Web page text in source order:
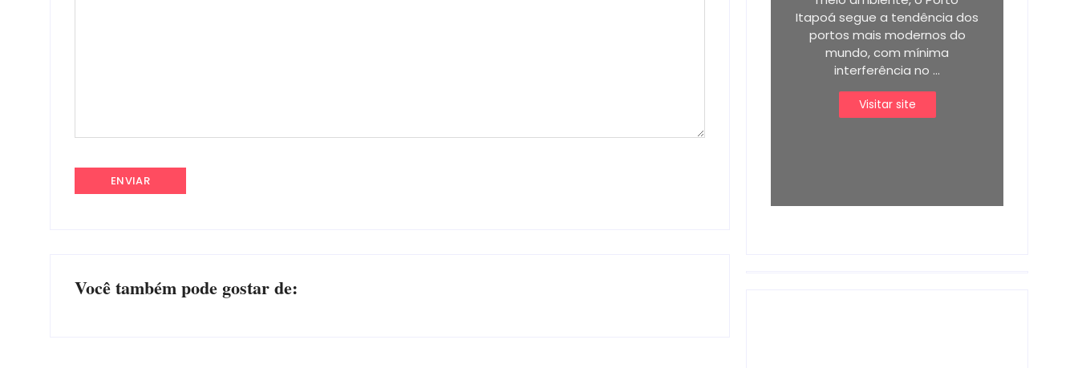
Você também pode gostar de:
Itapoá segue a tendência dos
portos mais modernos do
mundo, com mínima
interferência no ...
Visitar site